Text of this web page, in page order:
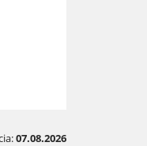
07.08.2026